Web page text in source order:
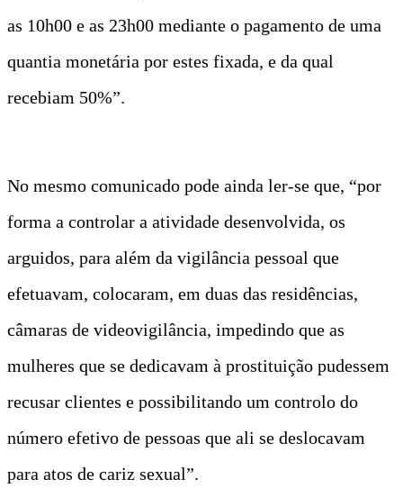
as 10h00 e as 23h00 mediante o pagamento de uma
quantia monetária por estes fixada, e da qual
recebiam 50%”.
No mesmo comunicado pode ainda ler-se que, “por
forma a controlar a atividade desenvolvida, os
arguidos, para além da vigilância pessoal que
efetuavam, colocaram, em duas das residências,
câmaras de videovigilância, impedindo que as
mulheres que se dedicavam à prostituição pudessem
recusar clientes e possibilitando um controlo do
número efetivo de pessoas que ali se deslocavam
para atos de cariz sexual”.